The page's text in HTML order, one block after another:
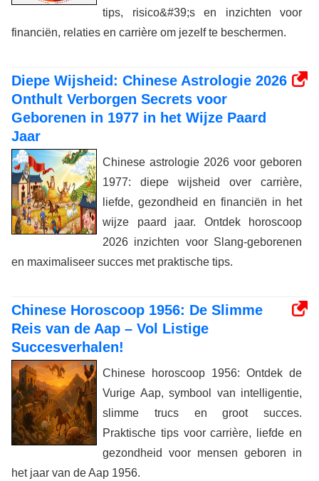
tips, risico&#39;s en inzichten voor
financiën, relaties en carrière om jezelf te beschermen.
Diepe Wijsheid: Chinese Astrologie 2026
Onthult Verborgen Secrets voor
Geborenen in 1977 in het Wijze Paard
Jaar
Chinese astrologie 2026 voor geboren
1977: diepe wijsheid over carrière,
liefde, gezondheid en financiën in het
wijze paard jaar. Ontdek horoscoop
2026 inzichten voor Slang-geborenen
en maximaliseer succes met praktische tips.
Chinese Horoscoop 1956: De Slimme
Reis van de Aap – Vol Listige
Succesverhalen!
Chinese horoscoop 1956: Ontdek de
Vurige Aap, symbool van intelligentie,
slimme trucs en groot succes.
Praktische tips voor carrière, liefde en
gezondheid voor mensen geboren in
het jaar van de Aap 1956.